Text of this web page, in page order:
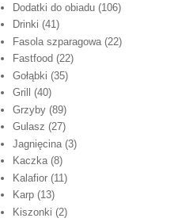
Dodatki do obiadu (106)
Drinki (41)
Fasola szparagowa (22)
Fastfood (22)
Gołąbki (35)
Grill
(40)
Grzyby (89)
Gulasz (27)
Jagnięcina (3)
Kaczka (8)
Kalafior (11)
Karp (13)
Kiszonki (2)